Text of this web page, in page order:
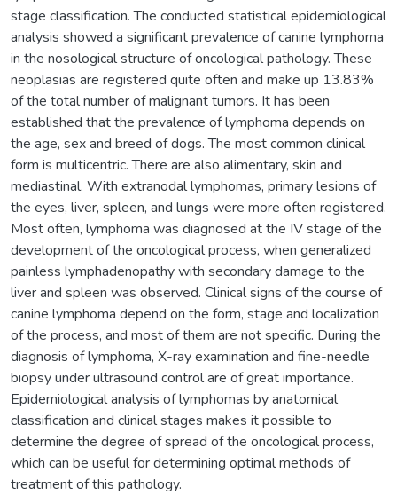
stage classification. The conducted statistical epidemiological
analysis showed a significant prevalence of canine lymphoma
in the nosological structure of oncological pathology. These
neoplasias are registered quite often and make up 13.83%
of the total number of malignant tumors. It has been
established that the prevalence of lymphoma depends on
the age, sex and breed of dogs. The most common clinical
form is multicentric. There are also alimentary, skin and
mediastinal. With extranodal lymphomas, primary lesions of
the eyes, liver, spleen, and lungs were more often registered.
Most often, lymphoma was diagnosed at the IV stage of the
development of the oncological process, when generalized
painless lymphadenopathy with secondary damage to the
liver and spleen was observed. Clinical signs of the course of
canine lymphoma depend on the form, stage and localization
of the process, and most of them are not specific. During the
diagnosis of lymphoma, X-ray examination and fine-needle
biopsy under ultrasound control are of great importance.
Epidemiological analysis of lymphomas by anatomical
classification and clinical stages makes it possible to
determine the degree of spread of the oncological process,
which can be useful for determining optimal methods of
treatment of this pathology.